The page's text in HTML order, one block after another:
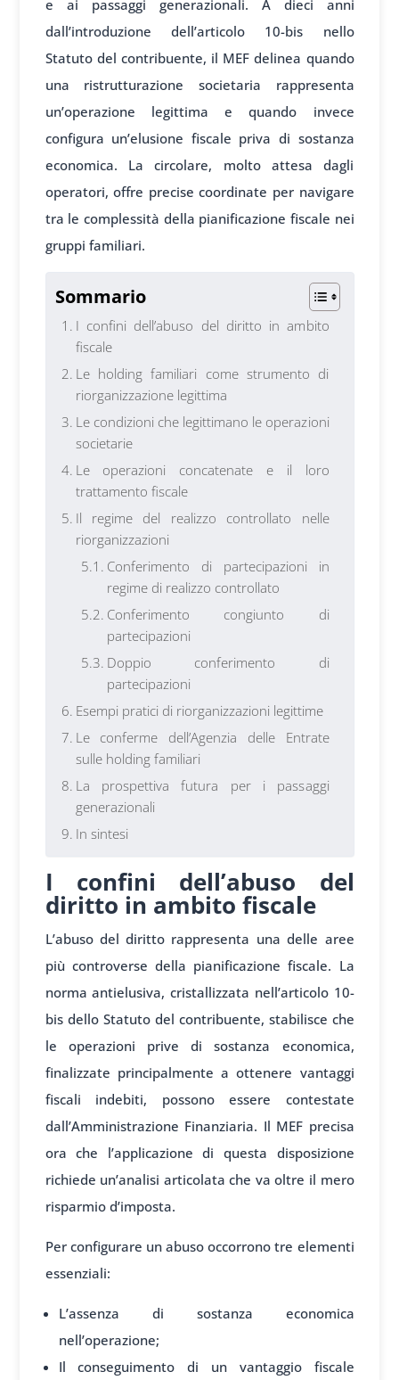
e ai passaggi generazionali. A dieci anni
dall’introduzione dell’articolo 10-bis nello
Statuto del contribuente, il MEF delinea quando
una ristrutturazione societaria rappresenta
un’operazione legittima e quando invece
configura un’elusione fiscale priva di sostanza
economica. La circolare, molto attesa dagli
operatori, offre precise coordinate per navigare
tra le complessità della pianificazione fiscale nei
gruppi familiari.
Sommario
I confini dell’abuso del diritto in ambito
fiscale
Le holding familiari come strumento di
riorganizzazione legittima
Le condizioni che legittimano le operazioni
societarie
Le operazioni concatenate e il loro
trattamento fiscale
Il regime del realizzo controllato nelle
riorganizzazioni
Conferimento di partecipazioni in
regime di realizzo controllato
Conferimento congiunto di
partecipazioni
Doppio conferimento di
partecipazioni
Esempi pratici di riorganizzazioni legittime
Le conferme dell’Agenzia delle Entrate
sulle holding familiari
La prospettiva futura per i passaggi
generazionali
In sintesi
I confini dell’abuso del
diritto in ambito fiscale
L’abuso del diritto rappresenta una delle aree
più controverse della pianificazione fiscale. La
norma antielusiva, cristallizzata nell’articolo 10-
bis dello Statuto del contribuente, stabilisce che
le operazioni prive di sostanza economica,
finalizzate principalmente a ottenere vantaggi
fiscali indebiti, possono essere contestate
dall’Amministrazione Finanziaria. Il MEF precisa
ora che l’applicazione di questa disposizione
richiede un’analisi articolata che va oltre il mero
risparmio d’imposta.
Per configurare un abuso occorrono tre elementi
essenziali:
L’assenza di sostanza economica
nell’operazione;
Il conseguimento di un vantaggio fiscale